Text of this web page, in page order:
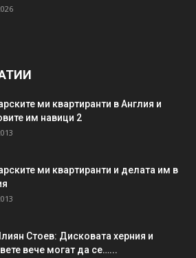
ми квартиранти в Англия и
им навици 2
ми квартиранти и делата им в
Стоев: Дисковата херния и
вече могат да се…...